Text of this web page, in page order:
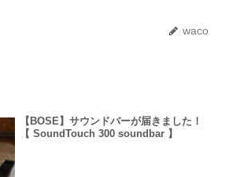
waco
【BOSE】サウンドバーが届きました！
【 SoundTouch 300 soundbar 】